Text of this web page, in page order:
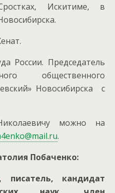
Искитиме, в
России. Председатель
общественного
Новосибирска с
можно на
.
Побаченко:
, писатель, кандидат